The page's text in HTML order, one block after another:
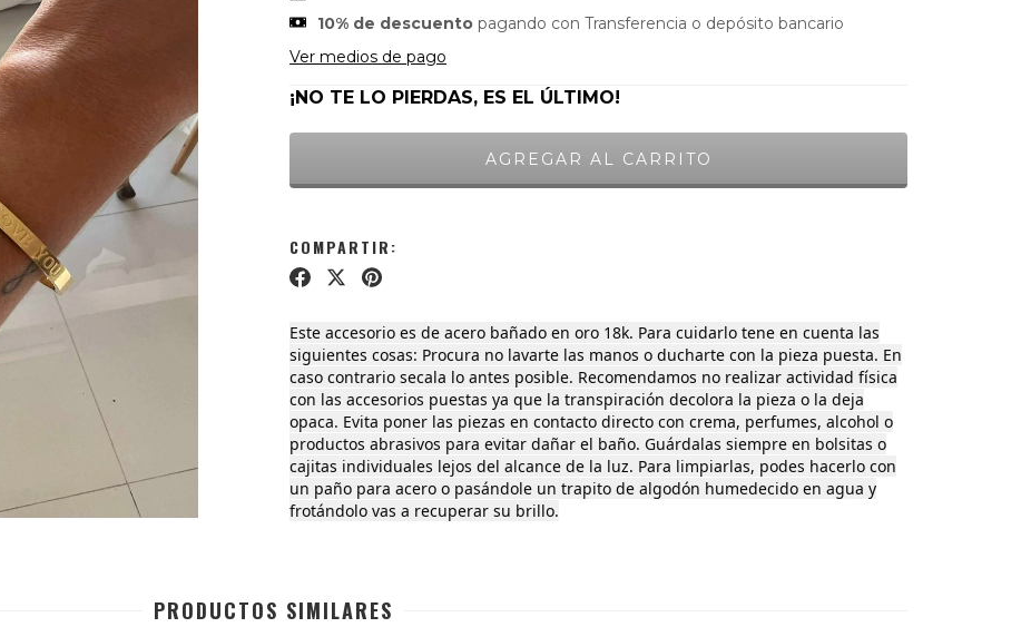
10% de descuento pagando con Transferencia o depósito bancario
Ver medios de pago
¡NO TE LO PIERDAS, ES EL ÚLTIMO!
COMPARTIR:
Este accesorio es de acero bañado en oro 18k. Para cuidarlo tene en cuenta las
siguientes cosas: Procura no lavarte las manos o ducharte con la pieza puesta. En
caso contrario secala lo antes posible. Recomendamos no realizar actividad física
con las accesorios puestas ya que la transpiración decolora la pieza o la deja
opaca. Evita poner las piezas en contacto directo con crema, perfumes, alcohol o
productos abrasivos para evitar dañar el baño. Guárdalas siempre en bolsitas o
cajitas individuales lejos del alcance de la luz. Para limpiarlas, podes hacerlo con
un paño para acero o pasándole un trapito de algodón humedecido en agua y
frotándolo vas a recuperar su brillo.
PRODUCTOS SIMILARES